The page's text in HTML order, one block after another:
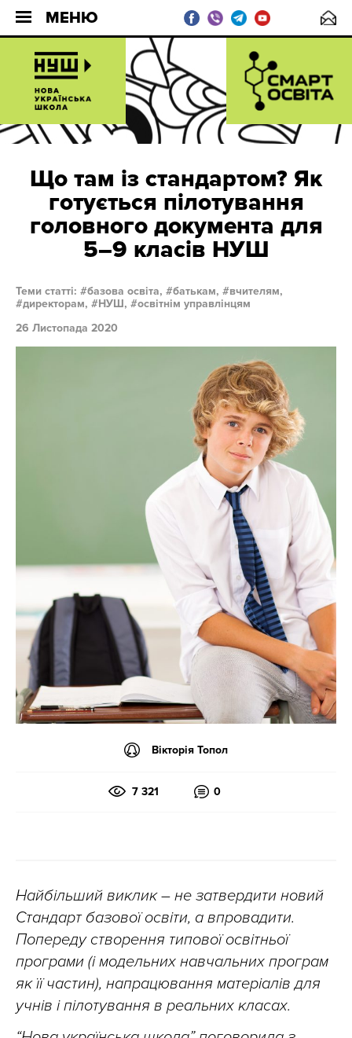
МЕНЮ
Що там із стандартом? Як
готується пілотування
головного документа для
5–9 класів НУШ
Теми статті: базова освіта, батькам,
вчителям,
директорам,
НУШ,
освітнім управлінцям
26 Листопада 2020
Вікторія Топол
7 321 0
Найбільший виклик – не затвердити новий
Стандарт базової освіти, а впровадити.
Попереду створення типової освітньої
програми (і модельних навчальних програм
як її частин), напрацювання матеріалів для
учнів і пілотування в реальних класах.